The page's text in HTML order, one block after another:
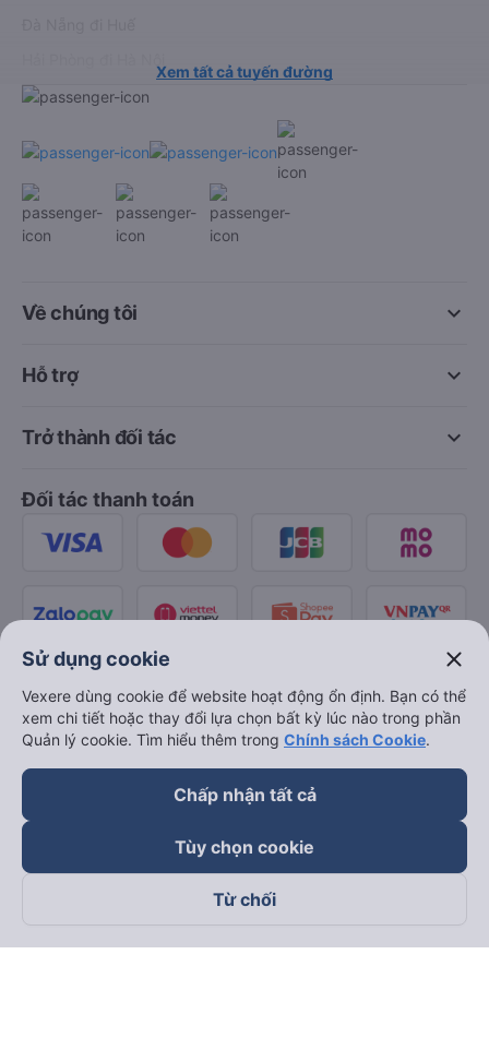
Xem tất cả tuyến đường
keyboard_arrow_down
Về chúng tôi
keyboard_arrow_down
Hỗ trợ
keyboard_arrow_down
Trở thành đối tác
Đối tác thanh toán
Sử dụng cookie close
Vexere dùng cookie để website hoạt động ổn định. Bạn có thể
xem chi tiết hoặc thay đổi lựa chọn bất kỳ lúc nào trong phần
Quản lý cookie. Tìm hiểu thêm trong Chính sách Cookie.
Chấp nhận tất cả
Tùy chọn cookie
Từ chối